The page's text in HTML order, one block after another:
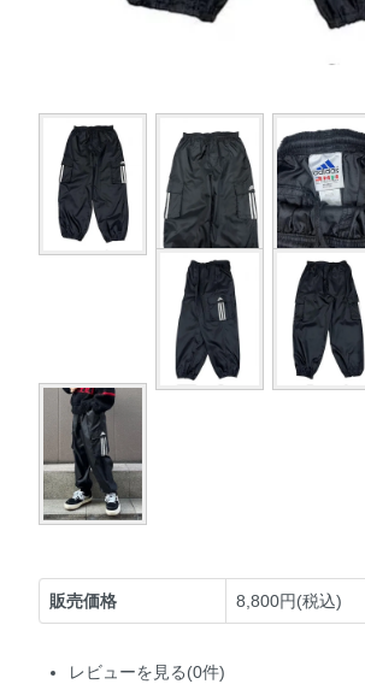
販売価格 8,800円(税込)
レビューを見る(0件)